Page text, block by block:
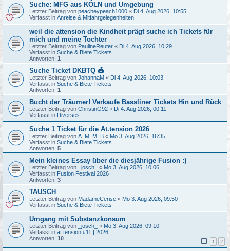
Suche: MFG aus KÖLN und Umgebung
Letzter Beitrag von peacheypeach1000 « Di 4. Aug 2026, 10:55
Verfasst in Anreise & Mitfahrgelegenheiten
weil die attension die Kindheit prägt suche ich Tickets für
mich und meine Tochter
Letzter Beitrag von PaulineReuter « Di 4. Aug 2026, 10:29
Verfasst in Suche & Biete Tickets
Antworten: 1
Suche Ticket DKBTQ 🎪
Letzter Beitrag von JohannaM « Di 4. Aug 2026, 10:03
Verfasst in Suche & Biete Tickets
Antworten: 1
Bucht der Träumer! Verkaufe Bassliner Tickets Hin und Rück
Letzter Beitrag von ChristinG92 « Di 4. Aug 2026, 00:11
Verfasst in Diverses
Suche 1 Ticket für die At.tension 2026
Letzter Beitrag von A_M_M_B « Mo 3. Aug 2026, 16:35
Verfasst in Suche & Biete Tickets
Antworten: 5
Mein kleines Essay über die diesjährige Fusion :)
Letzter Beitrag von _josch_ « Mo 3. Aug 2026, 10:06
Verfasst in Fusion Festival 2026
Antworten: 3
TAUSCH
Letzter Beitrag von MadameCerise « Mo 3. Aug 2026, 09:50
Verfasst in Suche & Biete Tickets
Umgang mit Substanzkonsum
Letzter Beitrag von _josch_ « Mo 3. Aug 2026, 09:10
Verfasst in at.tension #11 | 2026
Antworten: 10 1 2